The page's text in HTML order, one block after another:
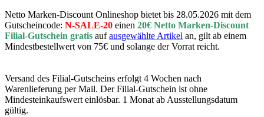
Netto Marken-Discount Onlineshop bietet bis 28.05.2026 mit dem
Gutscheincode: N-SALE-20 einen 20€ Netto Marken-Discount
Filial-Gutschein gratis aufausgewählte Artikel an, gilt ab einem
Mindestbestellwert von 75€ und solange der Vorrat reicht.
Versand des Filial-Gutscheins erfolgt 4 Wochen nach
Warenlieferung per Mail. Der Filial-Gutschein ist ohne
Mindesteinkaufswert einlösbar. 1 Monat ab Ausstellungsdatum
gültig.